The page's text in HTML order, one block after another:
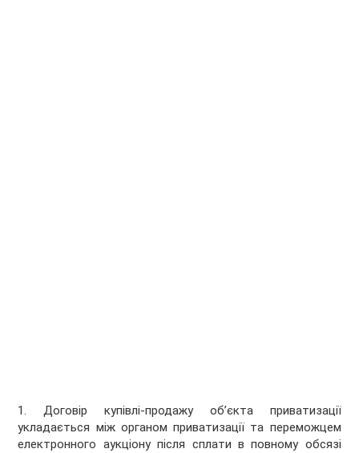
1. Договір купівлі-продажу об’єкта приватизації
укладається між органом приватизації та переможцем
електронного аукціону після сплати в повному обсязі